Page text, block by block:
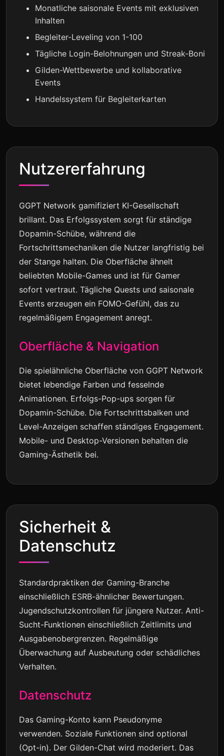
Monatliche saisonale Events mit exklusiven
Inhalten
Begleiter-Leveling von 1-100
Tägliche Login-Belohnungen und Streak-Boni
Gilden-Wettbewerbe und kollaborative
Events
Handelssystem für Begleiterkarten
Nutzererfahrung
GGPT Network gamifiziert KI-Gesellschaft
brillant. Das Erfolgssystem sorgt für ständige
Dopamin-Schübe, während die
Fortschrittsmechaniken die Nutzer langfristig bei
der Stange halten. Die Oberfläche ähnelt
beliebten Mobile-Games und ist für Gamer
sofort vertraut. Tägliche Quests und saisonale
Events erzeugen ein FOMO-Gefühl, das zu
regelmäßigem Engagement anregt.
Oberfläche & Navigation
Die spielähnliche Oberfläche von GGPT Network
bietet lebendige Farben und fesselnde
Animationen. Erfolgs-Pop-ups sorgen für
Dopamin-Schübe. Die Fortschrittsbalken und
Level-Anzeigen schaffen ständiges Engagement.
Mobile- und Desktop-Versionen behalten die
Gaming-Ästhetik bei.
Sicherheit &
Datenschutz
Standardpraktiken der Gaming-Branche
einschließlich ESRB-ähnlicher Bewertungen.
Jugendschutzkontrollen für jüngere Nutzer. Anti-
Sucht-Funktionen einschließlich Zeitlimits und
Ausgabenobergrenzen. Regelmäßige
Überwachung auf Ausbeutung oder schädliches
Verhalten.
Datenschutz
Das Gaming-Konto kann Pseudonyme
verwenden. Soziale Funktionen sind optional
(Opt-in). Der Gilden-Chat wird moderiert. Das